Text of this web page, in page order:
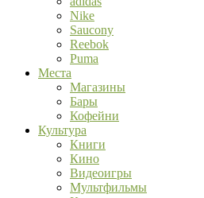
Nike
Saucony
Reebok
Puma
Места
Магазины
Бары
Кофейни
Культура
Книги
Кино
Видеоигры
Мультфильмы